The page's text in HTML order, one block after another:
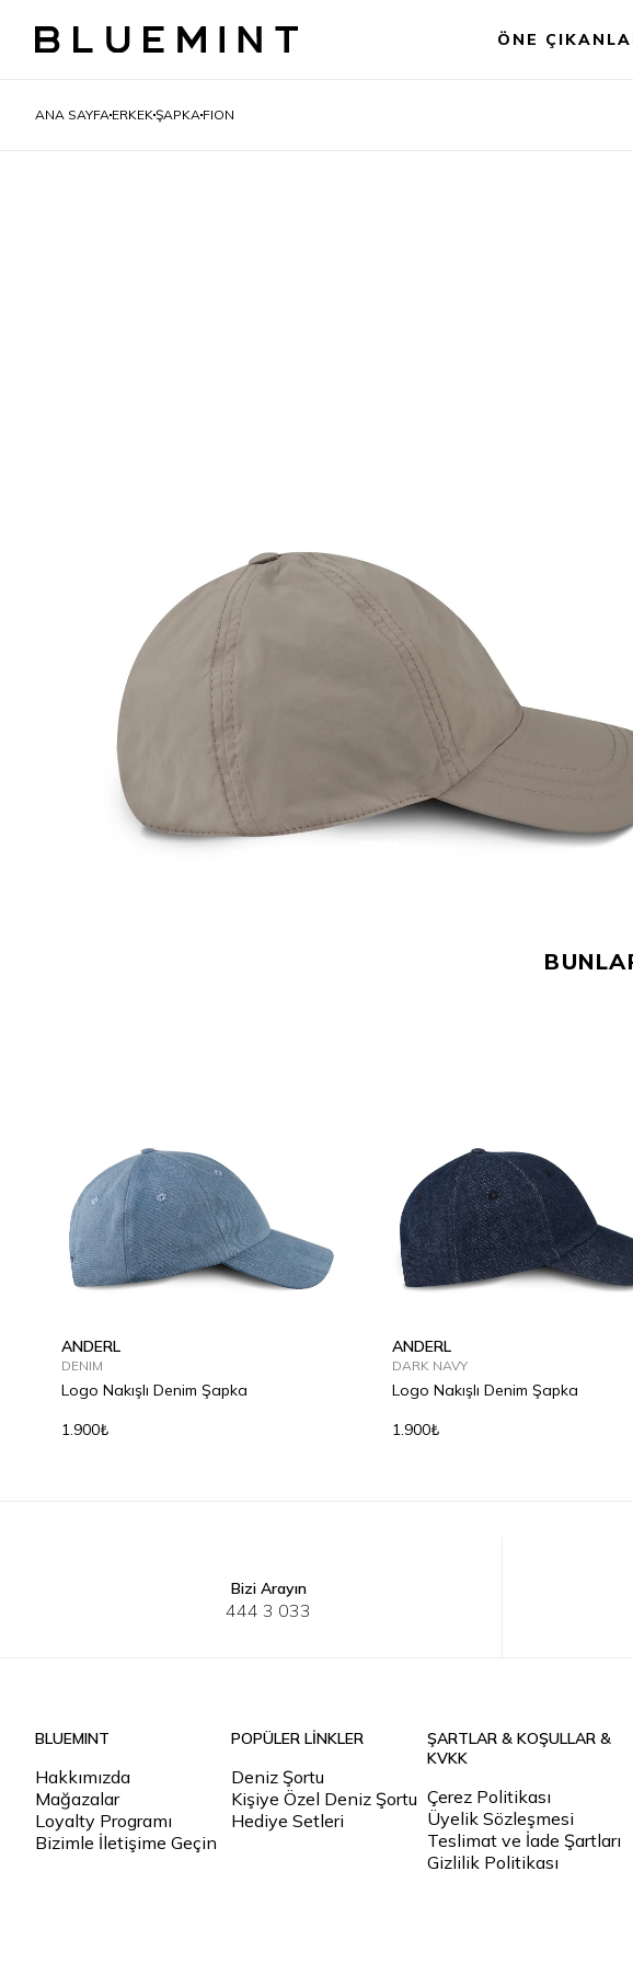
ÖNE
ANA SAYFA ERKEKŞAPKA FION
ANDERL
DENIM
Logo Nakışlı Denim Şapka
1.900₺
ANDERL
DARK NAVY
Logo Nakışlı Denim Şapka
1.900₺
Bizi Arayın
444 3 033
BLUEMINT
Hakkımızda
Mağazalar
Loyalty Programı
Bizimle İletişime Geçin
POPÜLER LİNKLER
Deniz Şortu
Kişiye Özel Deniz Şortu
Hediye Setleri
ŞARTLAR & KOŞULLAR &
KVKK
Çerez Politikası
Üyelik Sözleşmesi
Teslimat ve İade Şartları
Gizlilik Politikası